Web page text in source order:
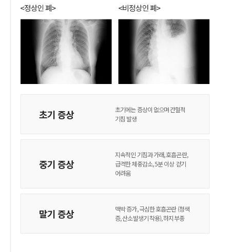
초기 증상
초기에는 증상이 없으며 간헐적
기침 발생
중기 증상
지속적인 기침과 가래, 호흡곤란,
급격한 체중감소, 5분 이상 걷기
어려움
말기 증상
맥박 증가, 극심한 호흡곤란 (청색
증, 산소발생기 착용), 하지부종